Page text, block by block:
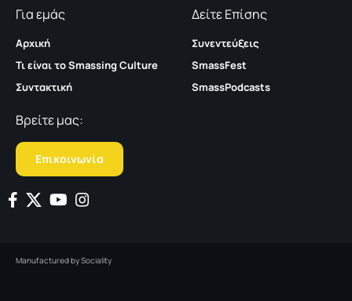
Για εμάς
Αρχική
Τι είναι το Smassing Culture
Συντακτική
Δείτε Επίσης
Συνεντεύξεις
SmassFest
SmassPodcasts
Βρείτε μας:
Επικοινωνία
Manufactured bySociality